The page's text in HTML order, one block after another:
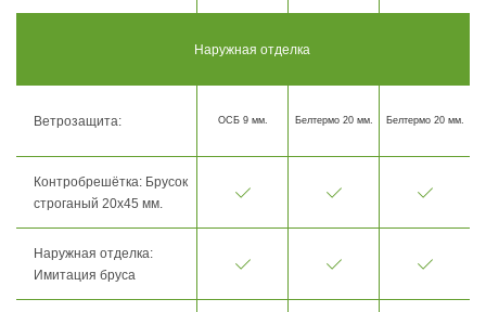
Наружная отделка
Ветрозащита: ОСБ 9 мм. Белтермо 20 мм. Белтермо 20 мм.
Контробрешётка: Брусок
строганый 20х45 мм.
Наружная отделка:
Имитация бруса